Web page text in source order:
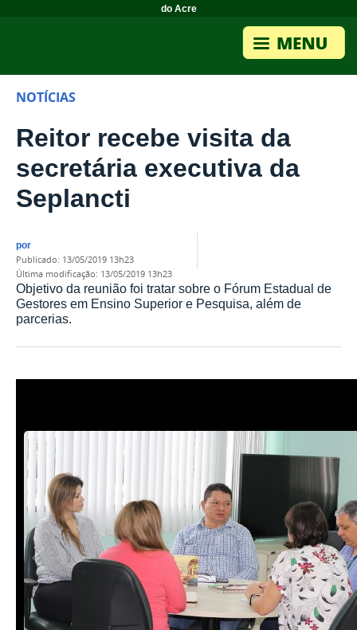
do Acre
NOTÍCIAS
Reitor recebe visita da
secretária executiva da
Seplancti
por
publicado: 13/05/2019 13h23
última modificação: 13/05/2019 13h23
Objetivo da reunião foi tratar sobre o Fórum Estadual de
Gestores em Ensino Superior e Pesquisa, além de
parcerias.